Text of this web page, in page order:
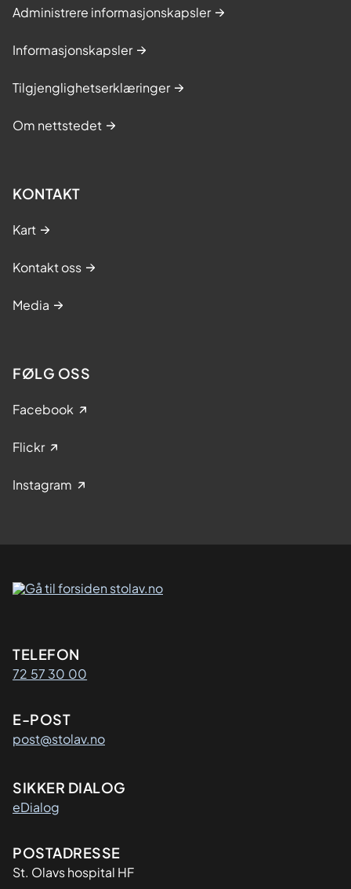
Administrere informasjonskapsler
Informasjonskapsler
Tilgjenglighetserklæringer
Om nettstedet
KONTAKT
Kart
Kontakt oss
Media
FØLG OSS
Facebook
Flickr
Instagram
Kontaktinformasjon
TELEFON
72 57 30 00
E-POST
post@stolav.no
SIKKER DIALOG
eDialog
Adresse
POSTADRESSE
St. Olavs hospital HF